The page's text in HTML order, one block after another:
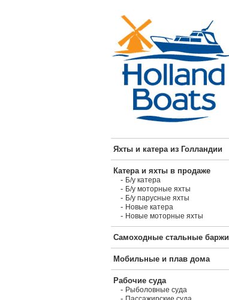
Яхты и катера из Голландии
Катера и яхты в продаже
- Б/у катера
- Б/у моторные яхты
- Б/у парусные яхты
- Новые катера
- Новые моторные яхты
Самоходные стальные баржи
Мобильные и плав дома
Рабочие суда
- Рыболовные суда